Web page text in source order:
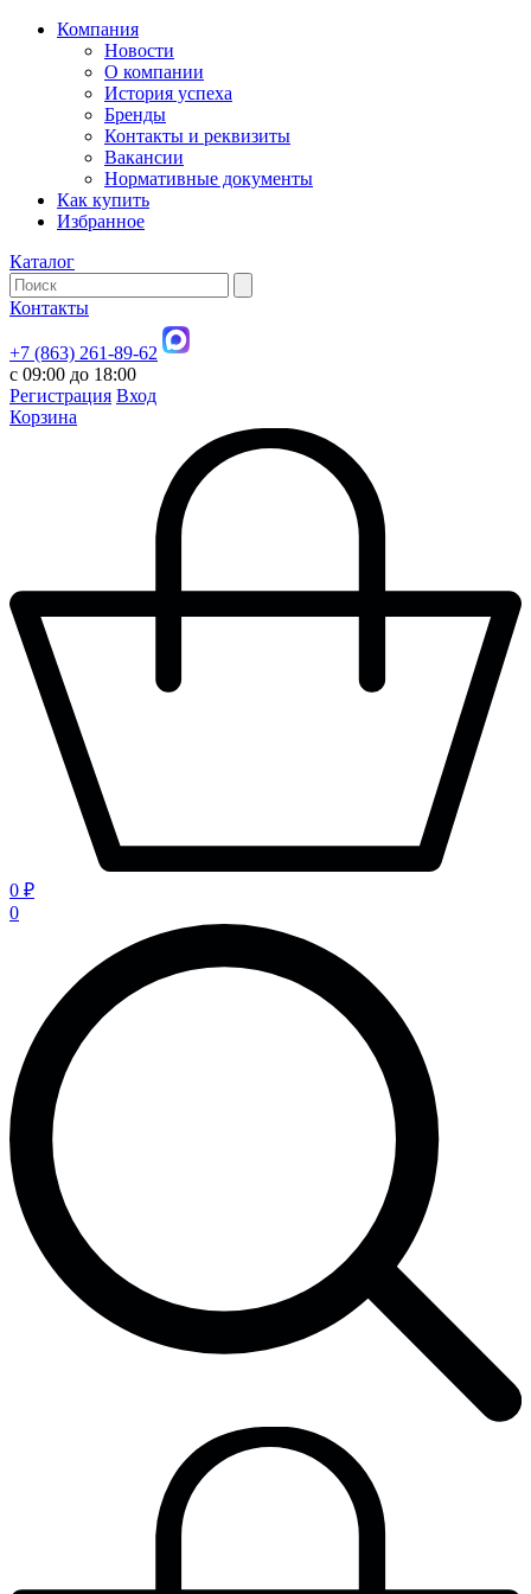
Компания
Новости
О компании
История успеха
Бренды
Контакты и реквизиты
Вакансии
Нормативные документы
Как купить
Избранное
Каталог
Контакты
+7 (863) 261-89-62
с 09:00 до 18:00
Регистрация Вход
Корзина
0 ₽
0